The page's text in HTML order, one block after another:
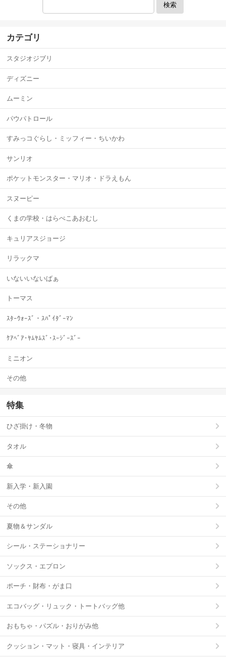
検索
カテゴリ
スタジオジブリ
ディズニー
ムーミン
パウパトロール
すみっコぐらし・ミッフィー・ちいかわ
サンリオ
ポケットモンスター・マリオ・ドラえもん
スヌーピー
くまの学校・はらぺこあおむし
キュリアスジョージ
リラックマ
いないいないばぁ
トーマス
ｽﾀｰｳｫｰｽﾞ・ｽﾊﾟｲﾀﾞｰﾏﾝ
ｹｱﾍﾞｱ･ﾔﾑﾔﾑｽﾞ･ｽｰｼﾞｰｽﾞｰ
ミニオン
その他
特集
ひざ掛け・冬物
タオル
傘
新入学・新入園
その他
夏物＆サンダル
シール・ステーショナリー
ソックス・エプロン
ポーチ・財布・がま口
エコバッグ・リュック・トートバッグ他
おもちゃ・パズル・おりがみ他
クッション・マット・寝具・インテリア